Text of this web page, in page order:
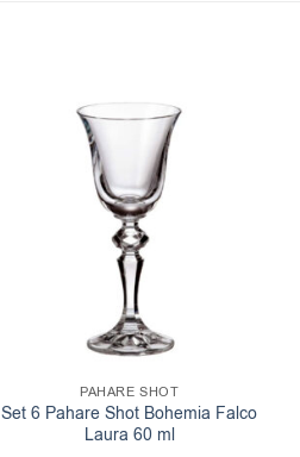
PAHARE SHOT
Set 6 Pahare Shot Bohemia Falco
Laura 60 ml